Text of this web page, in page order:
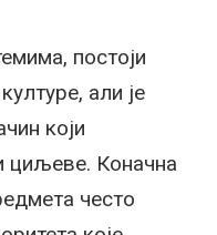
постоји
али је
који
циљеве. Коначна
често